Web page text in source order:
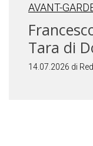
AVANT-
Tara di
14.07.2026 di